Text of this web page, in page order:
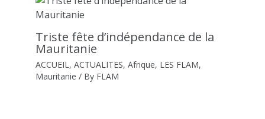
Triste fête d’indépendance de la
Mauritanie
ACCUEIL , ACTUALITES, Afrique, LES FLAM,
Mauritanie / By FLAM